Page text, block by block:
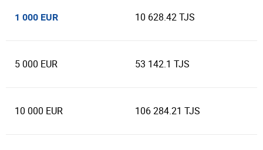
1 000 EUR 10 628.42 TJS
5 000 EUR 53 142.1 TJS
10 000 EUR 106 284.21 TJS